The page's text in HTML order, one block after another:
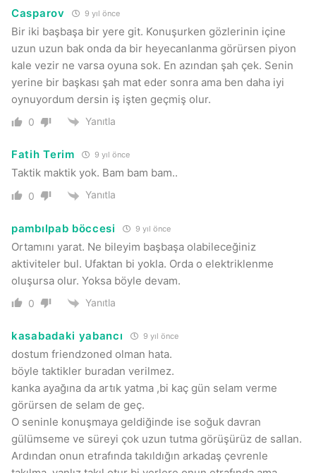
Casparov 9 yıl önce
Bir iki başbaşa bir yere git. Konuşurken gözlerinin içine
uzun uzun bak onda da bir heyecanlanma görürsen piyon
kale vezir ne varsa oyuna sok. En azından şah çek. Senin
yerine bir başkası şah mat eder sonra ama ben daha iyi
oynuyordum dersin iş işten geçmiş olur.
0 Yanıtla
Fatih Terim 9 yıl önce
Taktik maktik yok. Bam bam bam..
0 Yanıtla
pambılpab böccesi 9 yıl önce
Ortamını yarat. Ne bileyim başbaşa olabileceğiniz
aktiviteler bul. Ufaktan bi yokla. Orda o elektriklenme
oluşursa olur. Yoksa böyle devam.
0 Yanıtla
kasabadaki yabancı 9 yıl önce
dostum friendzoned olman hata.
böyle taktikler buradan verilmez.
kanka ayağına da artık yatma ,bi kaç gün selam verme
görürsen de selam de geç.
O seninle konuşmaya geldiğinde ise soğuk davran
gülümseme ve süreyi çok uzun tutma görüşürüz de sallan.
Ardından onun etrafında takıldığın arkadaş çevrenle